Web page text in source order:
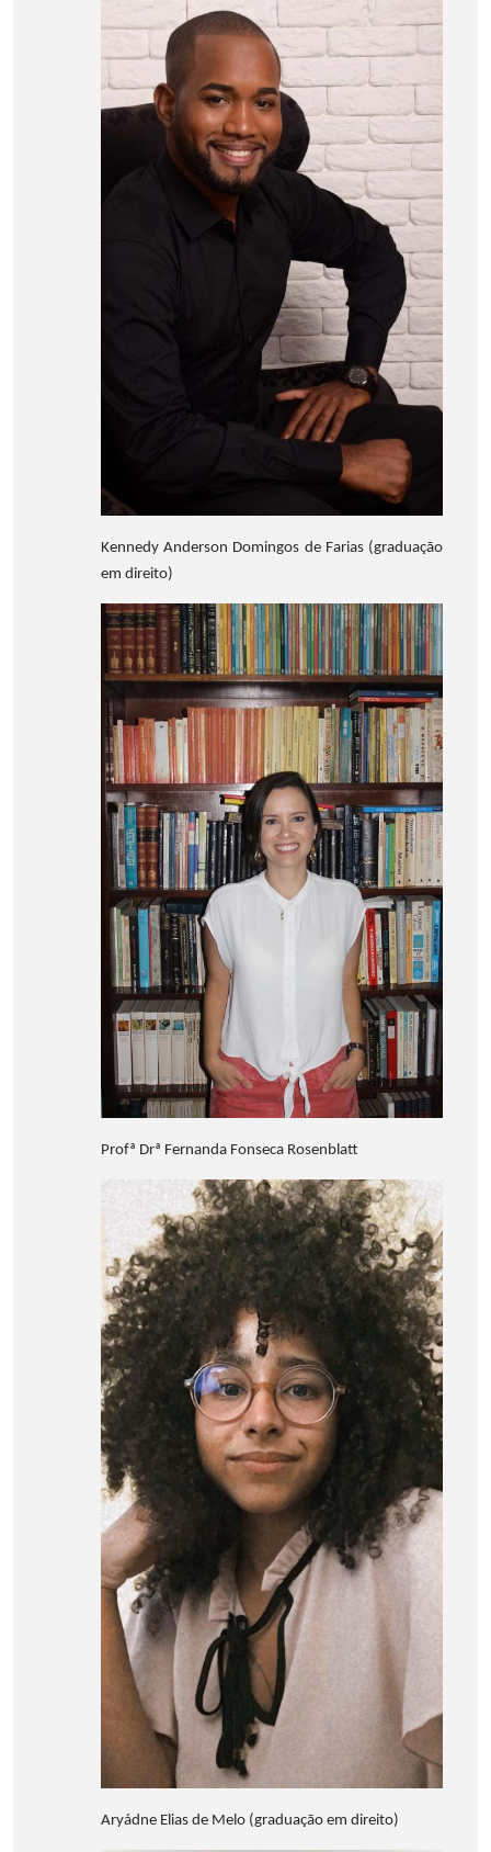
Kennedy Anderson Domingos de Farias (graduação
em direito)
Profª Drª Fernanda Fonseca Rosenblatt
Aryádne Elias de Melo (graduação em direito)